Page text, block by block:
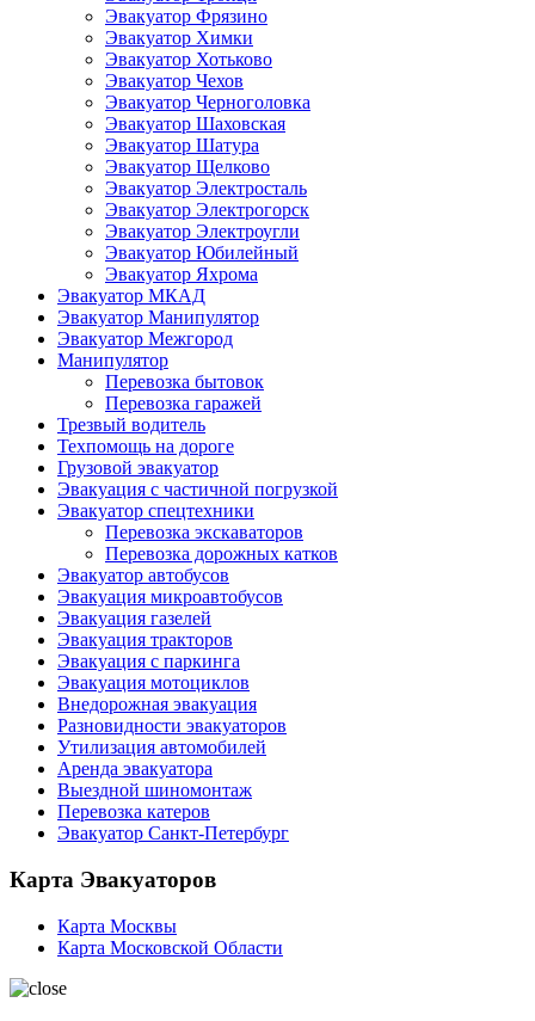
Эвакуатор Фрязино
Эвакуатор Химки
Эвакуатор Хотьково
Эвакуатор Чехов
Эвакуатор Черноголовка
Эвакуатор Шаховская
Эвакуатор Шатура
Эвакуатор Щелково
Эвакуатор Электросталь
Эвакуатор Электрогорск
Эвакуатор Электроугли
Эвакуатор Юбилейный
Эвакуатор Яхрома
Эвакуатор МКАД
Эвакуатор Манипулятор
Эвакуатор Межгород
Манипулятор
Перевозка бытовок
Перевозка гаражей
Трезвый водитель
Техпомощь на дороге
Грузовой эвакуатор
Эвакуация с частичной погрузкой
Эвакуатор спецтехники
Перевозка экскаваторов
Перевозка дорожных катков
Эвакуатор автобусов
Эвакуация микроавтобусов
Эвакуация газелей
Эвакуация тракторов
Эвакуация с паркинга
Эвакуация мотоциклов
Внедорожная эвакуация
Разновидности эвакуаторов
Утилизация автомобилей
Аренда эвакуатора
Выездной шиномонтаж
Перевозка катеров
Эвакуатор Санкт-Петербург
Карта Эвакуаторов
Карта Москвы
Карта Московской Области